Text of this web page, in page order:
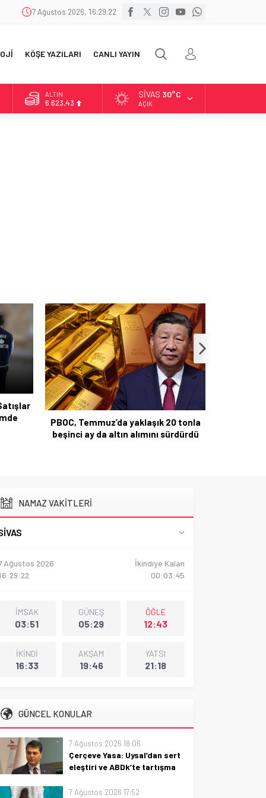
7 Ağustos 2026, 16:29:24
KÖŞE YAZILARI CANLI YAYIN
BİST
13.785,25
SIVAS 30°C
AÇIK
PBOC, Temmuz’da yaklaşık 20 tonla
beşinci ay da altın alımını sürdürdü
NAMAZ VAKİTLERİ
Ağustos 2026
İkindiye Kalan
00:03:44
İMSAK
03:51
GÜNEŞ
05:29
ÖĞLE
12:43
İKİNDİ
16:33
AKŞAM
19:46
YATSI
21:18
GÜNCEL KONULAR
7 Ağustos 2026 18:06
Çerçeve Yasa: Uysal’dan sert
eleştiri ve ABDk’te tartışma
Uysal’ın açıklamaları ve ABD’deki
7 Ağustos 2026 17:52